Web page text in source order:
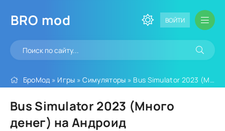
BRO mod ВОЙТИ
БроМод » Игры »Симуляторы » Bus Simulator 2023 (Много денег)
Bus Simulator 2023 (Много
денег) на Андроид